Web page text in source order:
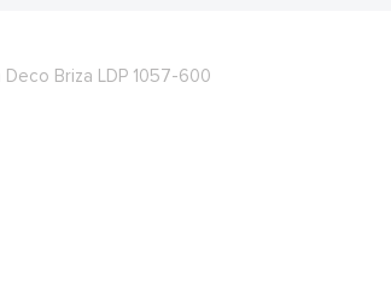
Briza LDP 1057-600